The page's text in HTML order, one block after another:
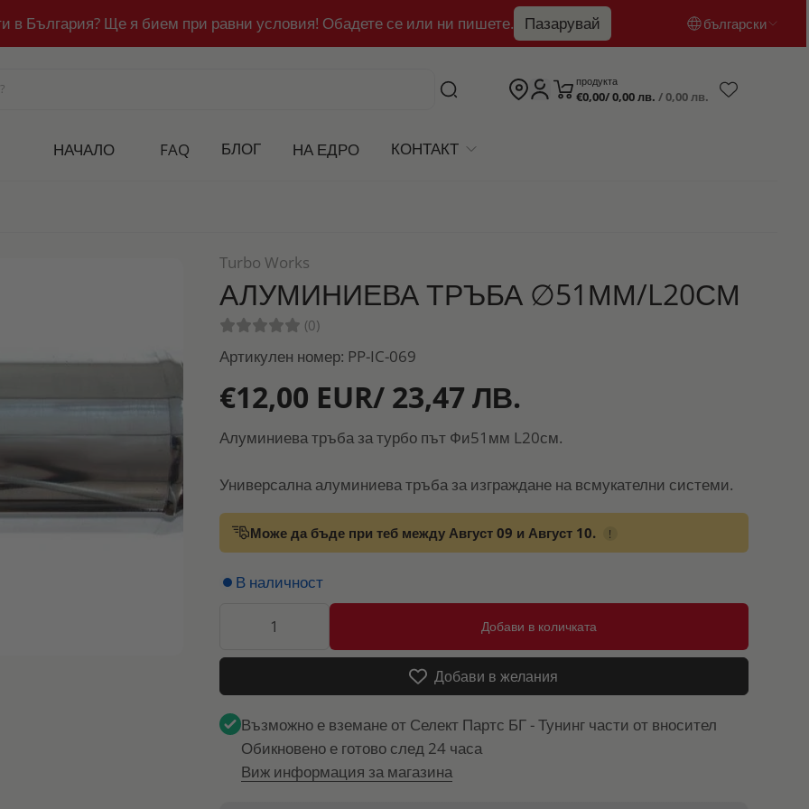
в България? Ще я бием при равни условия! Обадете се или ни пишете. Пазарувай български
English
продукта
€0,00/ 0,00 лв. / 0,00 лв.
НАЧАЛО FAQ БЛОГ НА ЕДРО КОНТАКТ
Turbo Works
АЛУМИНИЕВА ТРЪБА ∅51ММ/L20СМ
(0)
Артикулен номер: PP-IC-069
€12,00 EUR/ 23,47 ЛВ.
Алуминиева тръба за турбо път Фи51мм L20см.
Универсална алуминиева тръба за изграждане на всмукателни системи.
Може да бъде при теб между Август 09 и Август 10. !
В наличност
Добави в количката
Добави в желания
Възможно е вземане от Селект Партс БГ - Тунинг части от вносител
Обикновено е готово след 24 часа
Виж информация за магазина